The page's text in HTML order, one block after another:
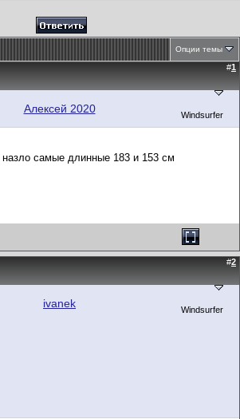
Опции темы
#1
Алексей 2020 Windsurfer
самые длинные 183 и 153 см
#2
ivanek Windsurfer